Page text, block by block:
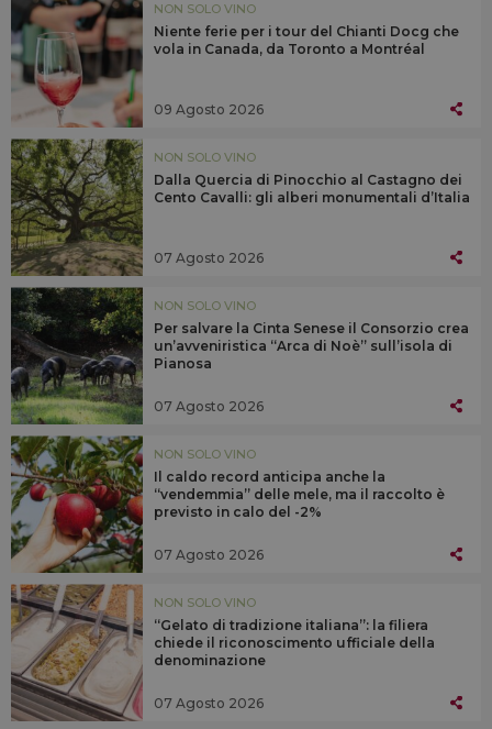
NON SOLO VINO
Niente ferie per i tour del Chianti Docg che
vola in Canada, da Toronto a Montréal
09 Agosto 2026
NON SOLO VINO
Dalla Quercia di Pinocchio al Castagno dei
Cento Cavalli: gli alberi monumentali d’Italia
07 Agosto 2026
NON SOLO VINO
Per salvare la Cinta Senese il Consorzio crea
un’avveniristica “Arca di Noè” sull’isola di
Pianosa
07 Agosto 2026
NON SOLO VINO
Il caldo record anticipa anche la
“vendemmia” delle mele, ma il raccolto è
previsto in calo del -2%
07 Agosto 2026
NON SOLO VINO
“Gelato di tradizione italiana”: la filiera
chiede il riconoscimento ufficiale della
denominazione
07 Agosto 2026